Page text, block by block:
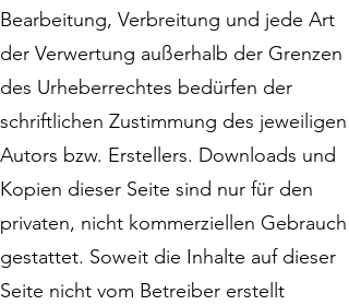
Bearbeitung, Verbreitung und jede Art
der Verwertung außerhalb der Grenzen
des Urheberrechtes bedürfen der
schriftlichen Zustimmung des jeweiligen
Autors bzw. Erstellers. Downloads und
Kopien dieser Seite sind nur für den
privaten, nicht kommerziellen Gebrauch
gestattet. Soweit die Inhalte auf dieser
Seite nicht vom Betreiber erstellt